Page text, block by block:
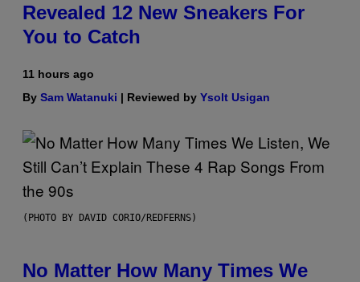
Revealed 12 New Sneakers For
You to Catch
11 hours ago
By Sam Watanuki | Reviewed by Ysolt Usigan
(PHOTO BY DAVID CORIO/REDFERNS)
No Matter How Many Times We